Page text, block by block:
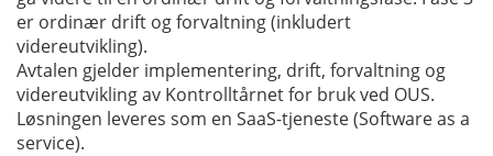
er ordinær drift og forvaltning (inkludert
videreutvikling).
Avtalen gjelder implementering, drift, forvaltning og
videreutvikling av Kontrolltårnet for bruk ved OUS.
Løsningen leveres som en SaaS-tjeneste (Software as a
service).